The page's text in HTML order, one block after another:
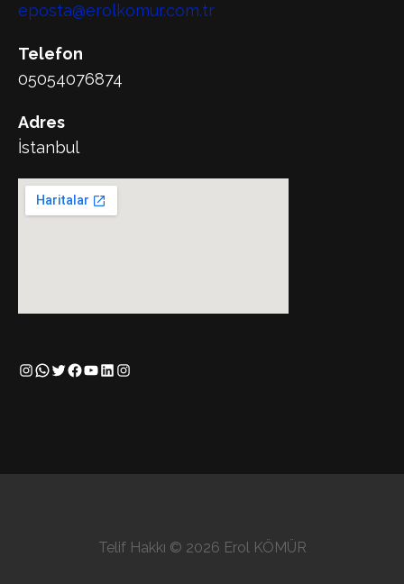
eposta@erolkomur.com.tr
Telefon
05054076874
Adres
İstanbul
Instagram
WhatsApp
Twitter
Facebook
YouTube
LinkedIn
Instagram
Telif Hakkı © 2026 Erol KÖMÜR